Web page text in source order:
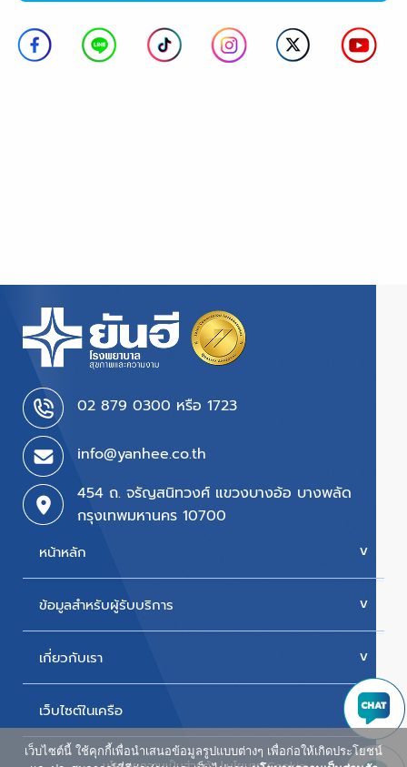
02 879 0300 หรือ 1723
info@yanhee.co.th
454 ถ. จรัญสนิทวงศ์ แขวงบางอ้อ บางพลัด
กรุงเทพมหานคร 10700
หน้าหลัก
บริการของเรา
ข้อมูลสำหรับผู้รับบริการ
นัดหมายแพทย์
สิทธิเบิกตรงข้าราชการ
เกี่ยวกับเรา
ประวัติโรงพยาบาล
วิสัยทัศน์และพันธกิจ
เว็บไซต์ในเครือ
ศูนย์ผู้สูงอายุยันฮี
เว็บไซต์นี้ ใช้คุกกี้เพื่อนำเสนอข้อมูลรูปแบบต่างๆ เพื่อก่อให้เกิดประโยชน์